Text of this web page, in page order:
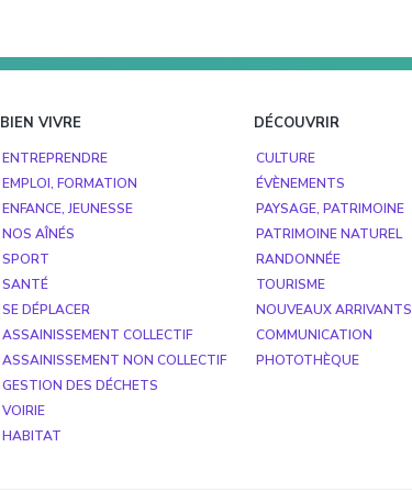
BIEN VIVRE
ENTREPRENDRE
EMPLOI, FORMATION
ENFANCE, JEUNESSE
NOS AÎNÉS
SPORT
SANTÉ
SE DÉPLACER
ASSAINISSEMENT COLLECTIF
ASSAINISSEMENT NON COLLECTIF
GESTION DES DÉCHETS
VOIRIE
HABITAT
DÉCOUVRIR
CULTURE
ÉVÈNEMENTS
PAYSAGE, PATRIMOINE
PATRIMOINE NATUREL
RANDONNÉE
TOURISME
NOUVEAUX ARRIVANTS
COMMUNICATION
PHOTOTHÈQUE